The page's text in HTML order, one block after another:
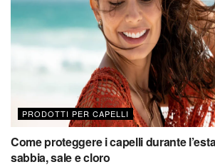
PRODOTTI PER CAPELLI
Come proteggere i capelli durante
sabbia, sale e cloro